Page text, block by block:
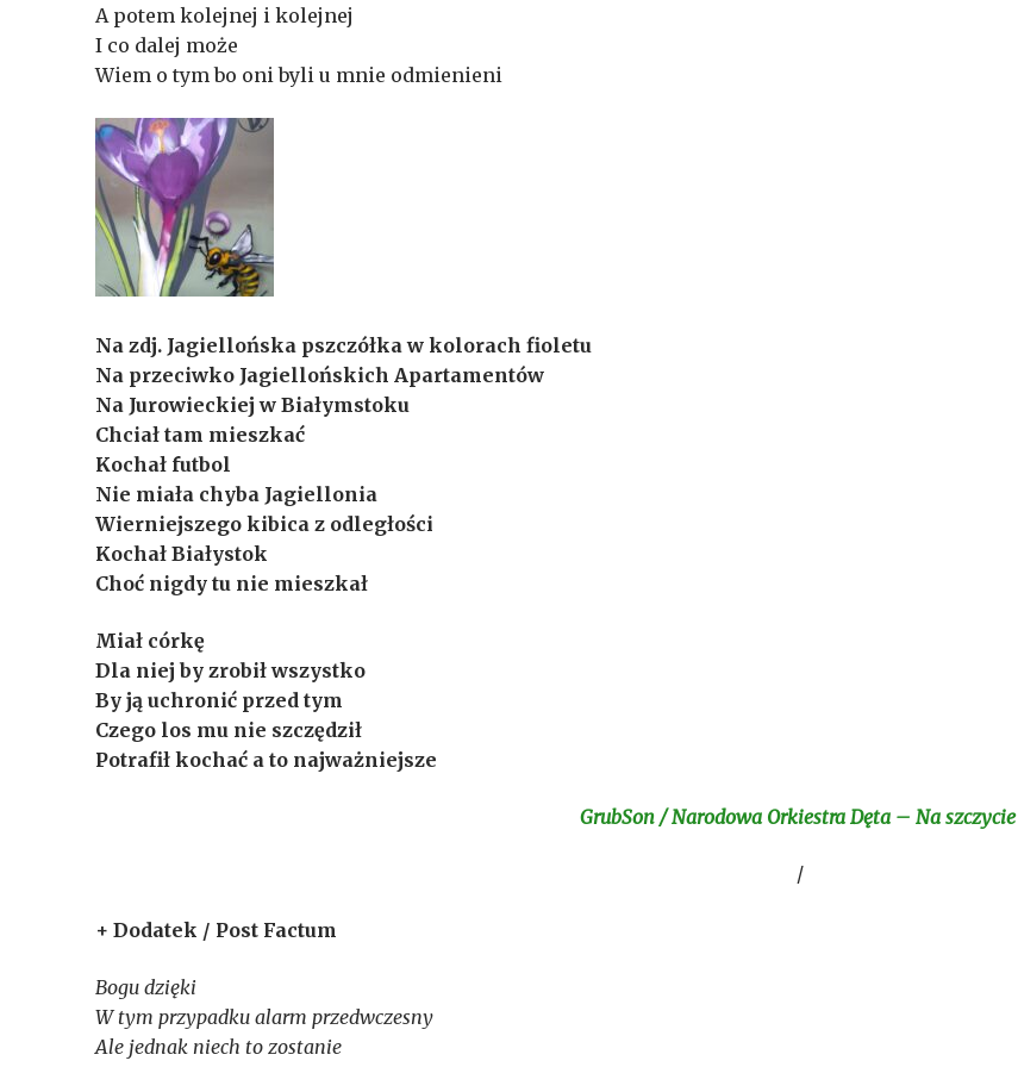
A potem kolejnej i kolejnej
I co dalej może
Wiem o tym bo oni byli u mnie odmienieni
Na zdj. Jagiellońska pszczółka w kolorach fioletu
Na przeciwko Jagiellońskich Apartamentów
Na Jurowieckiej w Białymstoku
Chciał tam mieszkać
Kochał futbol
Nie miała chyba Jagiellonia
Wierniejszego kibica z odległości
Kochał Białystok
Choć nigdy tu nie mieszkał
Miał córkę
Dla niej by zrobił wszystko
By ją uchronić przed tym
Czego los mu nie szczędził
Potrafił kochać a to najważniejsze
GrubSon / Narodowa Orkiestra Dęta – Na szczycie
/
+ Dodatek / Post Factum
Bogu dzięki
W tym przypadku alarm przedwczesny
Ale jednak niech to zostanie